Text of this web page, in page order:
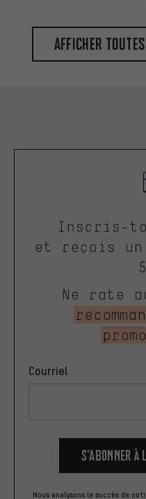
Afficher toutes
Inscris-
et reçois un
Ne rate
Courriel
S’abonner
Nous analysons le succès de